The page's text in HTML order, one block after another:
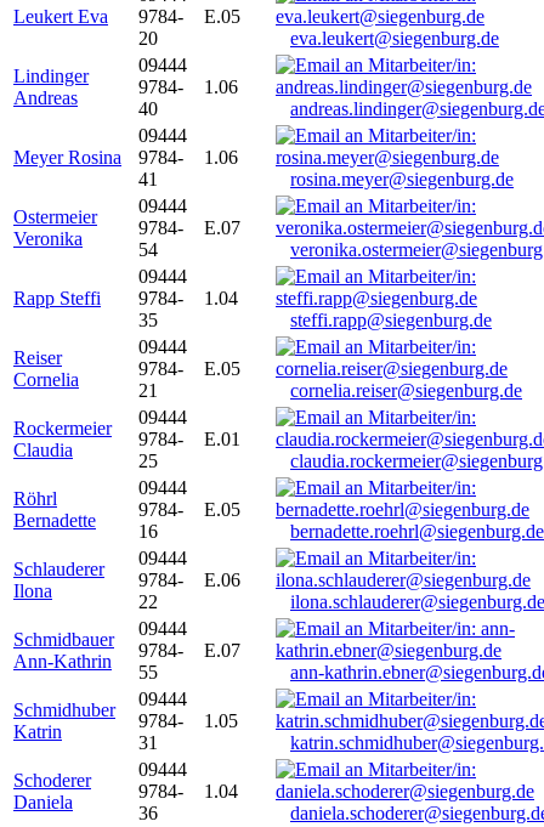
Leukert Eva
9784-
20
E.05
eva.leukert@siegenburg.de
Lindinger
Andreas
09444
9784-
40
1.06
Meyer Rosina
09444
9784-
41
1.06
rosina.meyer@siegenburg.de
Ostermeier
Veronika
09444
9784-
54
E.07
Rapp Steffi
09444
9784-
35
1.04
steffi.rapp@siegenburg.de
Reiser
Cornelia
09444
9784-
21
E.05
cornelia.reiser@siegenburg.de
Rockermeier
Claudia
09444
9784-
25
E.01
Röhrl
Bernadette
09444
9784-
16
E.05
bernadette.roehrl@siegenburg.de
Schlauderer
Ilona
09444
9784-
22
E.06
ilona.schlauderer@siegenburg.de
Schmidbauer
Ann-Kathrin
09444
9784-
55
E.07
ann-
Schmidhuber
Katrin
09444
9784-
31
1.05
Schoderer
Daniela
09444
9784-
36
1.04